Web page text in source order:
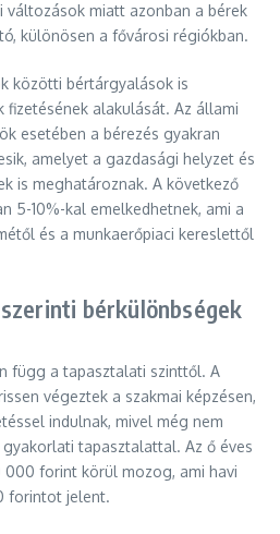
változások miatt azonban a bérek
különösen a fővárosi régiókban.
közötti bértárgyalások is
alakulását. Az állami
esetében a bérezés gyakran
amelyet a gazdasági helyzet és
is meghatároznak. A következő
5-10%-kal emelkedhetnek, ami a
és a munkaerőpiaci kereslettől
bérkülönbségek
függ a tapasztalati szinttől. A
végeztek a szakmai képzésen,
indulnak, mivel még nem
tapasztalattal. Az ő éves
forint körül mozog, ami havi
forintot jelent.